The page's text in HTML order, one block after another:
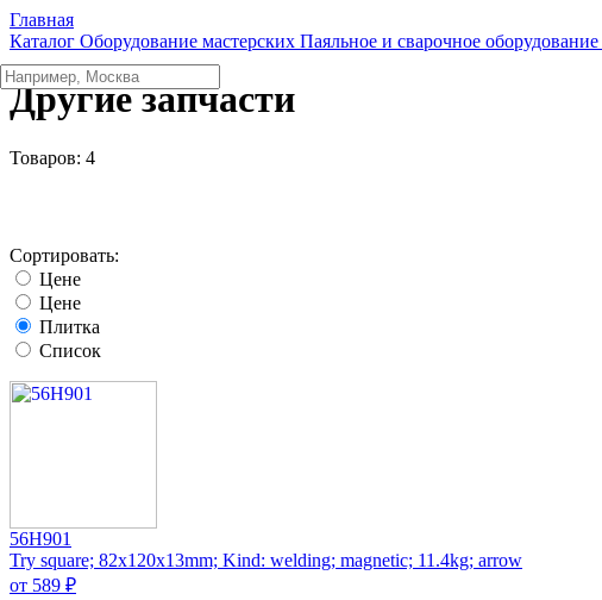
Главная
Каталог Оборудование мастерских Паяльное и сварочное оборудование
Другие запчасти
Товаров: 4
Сортировать:
Цене
Цене
Плитка
Список
56H901
Try square; 82x120x13mm; Kind: welding; magnetic; 11.4kg; arrow
от 589 ₽